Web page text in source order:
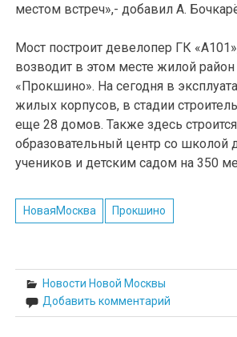
местом встреч»,- добавил А.
Мост построит девелопер ГК
возводит в этом месте жилой район
«Прокшино». На сегодня в
жилых корпусов, в стадии
еще 28 домов. Также здесь строится
образовательный центр со школой
учеников и детским садом на 350
НоваяМосква Прокшино
Новости Новой Москвы
Добавить комментарий